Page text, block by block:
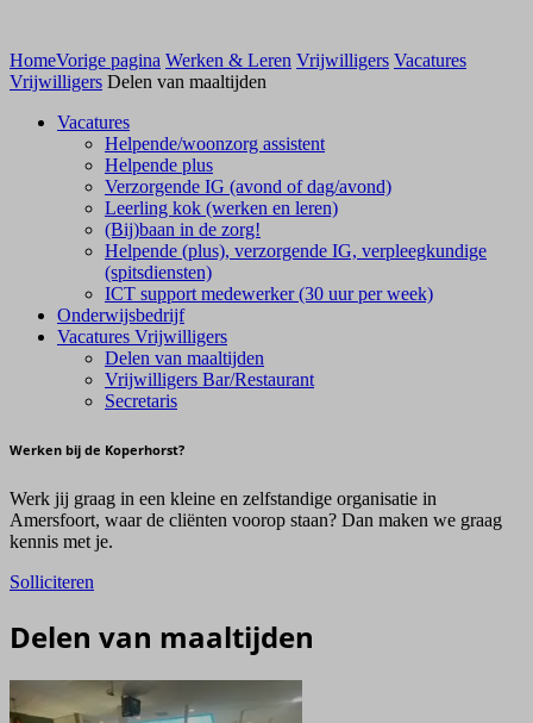
HomeVorige pagina Werken & Leren Vrijwilligers Vacatures
Vrijwilligers Delen van maaltijden
Vacatures
Helpende/woonzorg assistent
Helpende plus
Verzorgende IG (avond of dag/avond)
Leerling kok (werken en leren)
(Bij)baan in de zorg!
Helpende (plus), verzorgende IG, verpleegkundige
(spitsdiensten)
ICT support medewerker (30 uur per week)
Onderwijsbedrijf
Vacatures Vrijwilligers
Delen van maaltijden
Vrijwilligers Bar/Restaurant
Secretaris
Werken bij de Koperhorst?
Werk jij graag in een kleine en zelfstandige organisatie in
Amersfoort, waar de cliënten voorop staan? Dan maken we graag
kennis met je.
Solliciteren
Delen van maaltijden